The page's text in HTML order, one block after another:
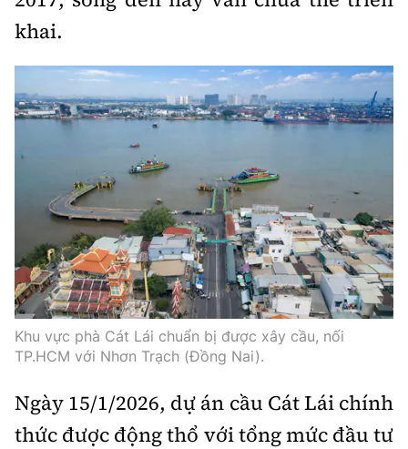
khai.
Khu vực phà Cát Lái chuẩn bị được xây cầu, nối
TP.HCM với Nhơn Trạch (Đồng Nai).
Ngày 15/1/2026, dự án cầu Cát Lái chính
thức được động thổ với tổng mức đầu tư